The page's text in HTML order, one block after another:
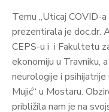
Temu „Uticaj COVID-
prezentirala je doc.dr.
CEPS-u i i Fakultetu
ekonomiju u Travniku,
neurologije i
Mujić“ u Mostaru.
približila nam je na